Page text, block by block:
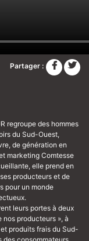
Partager :
regroupe des hommes
du Sud-Ouest,
de génération en
marketing Comtesse
elle prend en
producteurs et de
pour un monde
leurs portes à deux
nos producteurs », à
produits frais du Sud-